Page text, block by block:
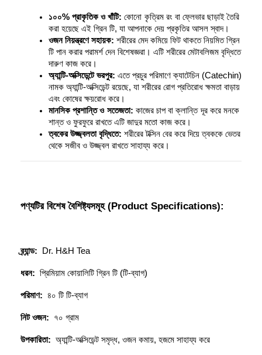
১০০% প্রাকৃতিক ও খাঁটি: কোনো কৃত্রিম রং বা ফ্লেভার ছাড়াই তৈরি
করা হয়েছে এই গ্রিন টি, যা আপনাকে দেয় প্রকৃতির আসল স্বাদ।
ওজন নিয়ন্ত্রণে সহায়ক: শরীরের মেদ কমিয়ে ফিট থাকতে নিয়মিত গ্রিন
টি পান করার পরামর্শ দেন বিশেষজ্ঞরা। এটি শরীরের মেটাবলিজম বৃদ্ধিতে
দারুণ কাজ করে।
অ্যান্টি-অক্সিডেন্টে ভরপুর: এতে প্রচুর পরিমাণে ক্যাটেচিন (Catechin)
নামক অ্যান্টি-অক্সিডেন্ট রয়েছে, যা শরীরের রোগ প্রতিরোধ ক্ষমতা বাড়ায়
এবং কোষের ক্ষয়রোধ করে।
মানসিক প্রশান্তি ও সতেজতা: কাজের চাপ বা ক্লান্তি দূর করে মনকে
শান্ত ও ফুরফুরে রাখতে এটি জাদুর মতো কাজ করে।
ত্বকের উজ্জ্বলতা বৃদ্ধিতে: শরীরের টক্সিন বের করে দিয়ে ত্বককে ভেতর
থেকে সজীব ও উজ্জ্বল রাখতে সাহায্য করে।
পণ্যটির বিশেষ বৈশিষ্ট্যসমূহ (Product Specifications):
ব্র্যান্ড: Dr. H&H Tea
ধরন: প্রিমিয়াম কোয়ালিটি গ্রিন টি (টি-ব্যাগ)
পরিমাণ: ৪০ টি টি-ব্যাগ
নিট ওজন: ৭০ গ্রাম
উপকারিতা: অ্যান্টি-অক্সিডেন্ট সমৃদ্ধ, ওজন কমায়, হজমে সাহায্য করে